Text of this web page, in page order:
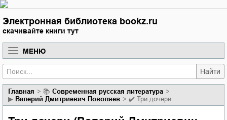
Электронная библиотека bookz.ru
скачивайте книги тут
МЕНЮ
Найти
Главная 📚
современная русская литература
▶ Валерий Дмитриевич Поволяев ✔️ Три дочери